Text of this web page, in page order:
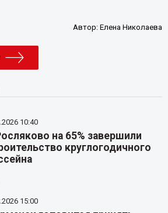
Автор:Елена Николаева
10:40
на 65% завершили
круглогодичного
15:00